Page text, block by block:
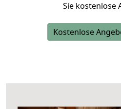
Sie kostenlose
Kostenlose